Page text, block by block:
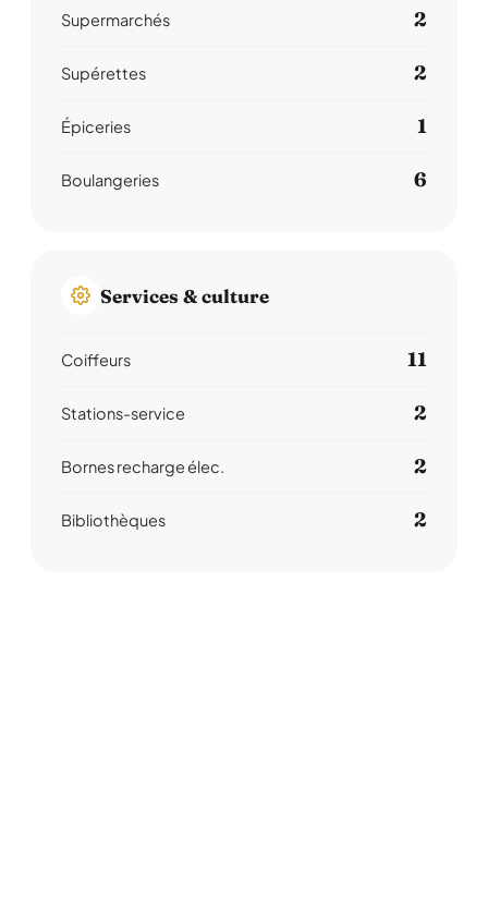
Supermarchés 2
Supérettes 2
Épiceries 1
Boulangeries 6
Services & culture
Coiffeurs 11
Stations-service 2
Bornes recharge élec. 2
Bibliothèques 2